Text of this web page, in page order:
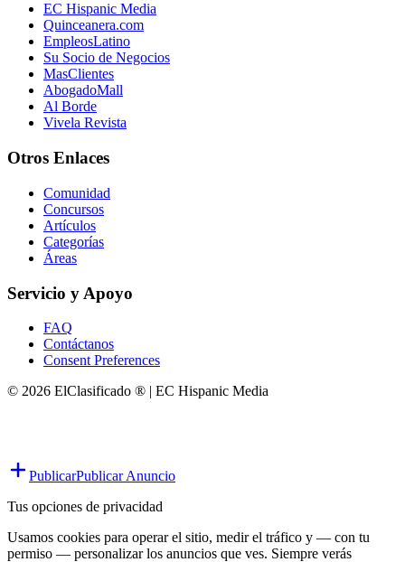
EC Hispanic Media
Quinceanera.com
EmpleosLatino
Su Socio de Negocios
MasClientes
AbogadoMall
Al Borde
Vivela Revista
Otros Enlaces
Comunidad
Concursos
Artículos
Categorías
Áreas
Servicio y Apoyo
FAQ
Contáctanos
Consent Preferences
© 2026 ElClasificado ® | EC Hispanic Media
PublicarPublicar Anuncio
Tus opciones de privacidad
Usamos cookies para operar el sitio, medir el tráfico y — con tu
permiso — personalizar los anuncios que ves. Siempre verás